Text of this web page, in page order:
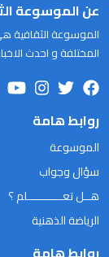
عن الموسوعة
الموسوعة الثقافية
المختلفة و احدث
روابط هامة
الموسوعة
سؤال وجواب
هــل تعـــــــــــلم ؟
الرياضة الذهنية